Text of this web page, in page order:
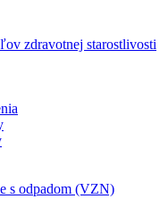
zdravotnej starostlivosti
s odpadom (VZN)